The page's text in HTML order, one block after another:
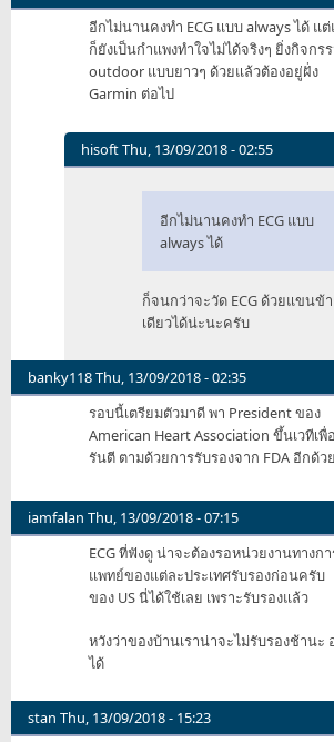
อีกไม่นานคงทำ ECG แบบ always ได้ แ
ก็ยังเป็นกำแพงทำใจไม่ได้จริงๆ ยิ่งกิจกร
outdoor แบบยาวๆ ด้วยแล้วต้องอยู่ฝั่ง
Garmin ต่อไป
hisoftThu, 13/09/2018 - 02:55
In
always
by
animateex
อีกไม่นานคงทำ ECG แบบ
always ได้
ก็จนกว่าจะวัด ECG ด้วยแขนข้
เดียวได้น่ะนะครับ
banky118Thu, 13/09/2018 - 02:35
รอบนี้เตรียมตัวมาดี พา President ของ
American Heart Association ขึ้นเวทีเพื่
รันตี ตามด้วยการรับรองจาก FDA อีกด้วย
iamfalan Thu, 13/09/2018 - 07:15
ECG ที่ฟังดู น่าจะต้องรอหน่วยงานทางก
แพทย์ของแต่ละประเทศรับรองก่อนครับ
ของ US นี่ได้ใช้เลย เพราะรับรองแล้ว
หวังว่าของบ้านเราน่าจะไม่รับรองช้านะ
ได้
stan Thu, 13/09/2018 - 15:23